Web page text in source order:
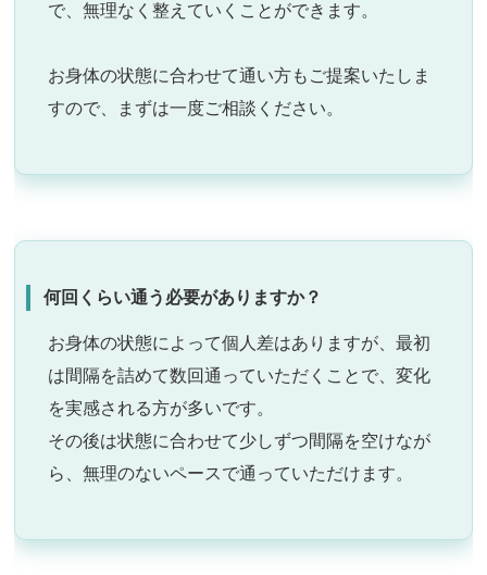
で、無理なく整えていくことができます。
お身体の状態に合わせて通い方もご提案いたしま
すので、まずは一度ご相談ください。
何回くらい通う必要がありますか？
お身体の状態によって個人差はありますが、最初
は間隔を詰めて数回通っていただくことで、変化
を実感される方が多いです。
その後は状態に合わせて少しずつ間隔を空けなが
ら、無理のないペースで通っていただけます。